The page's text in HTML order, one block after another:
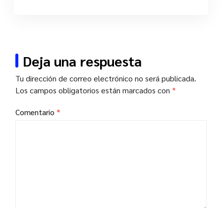
Deja una respuesta
Tu dirección de correo electrónico no será publicada.
Los campos obligatorios están marcados con *
Comentario *